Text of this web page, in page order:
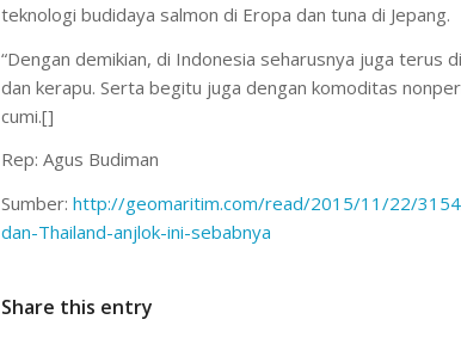
teknologi budidaya salmon di Eropa dan tuna di Jepang.
“Dengan demikian, di Indonesia seharusnya juga terus
dan kerapu. Serta begitu juga dengan komoditas
cumi.[]
Rep: Agus Budiman
Sumber: http://geomaritim.com/read/2015/11/22/
dan-Thailand-anjlok-ini-sebabnya
Share this entry